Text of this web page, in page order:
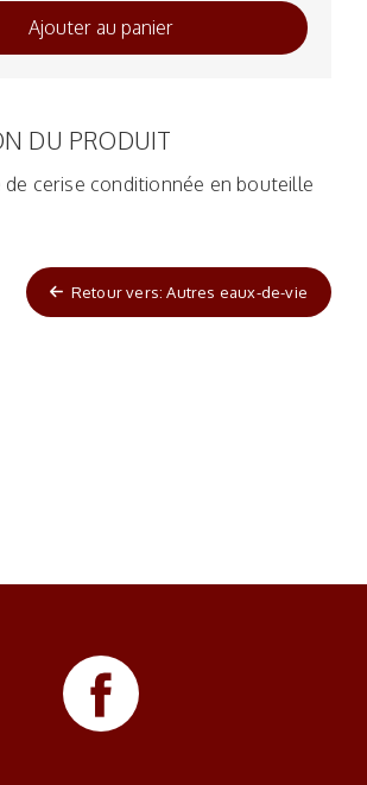
DU PRODUIT
de cerise conditionnée en bouteille
Retour vers: Autres eaux-de-vie